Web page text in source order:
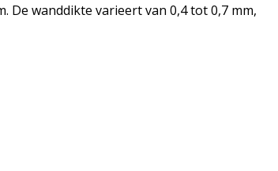
De wanddikte varieert van 0,4 tot 0,7 mm,